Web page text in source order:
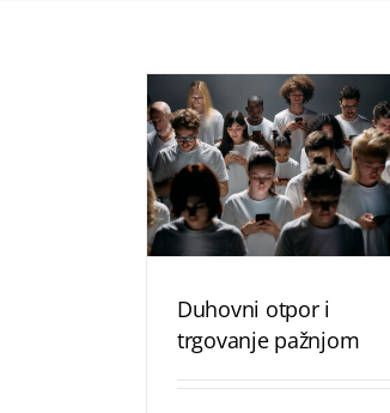
Duhovni otpor i
trgovanje pažnjom